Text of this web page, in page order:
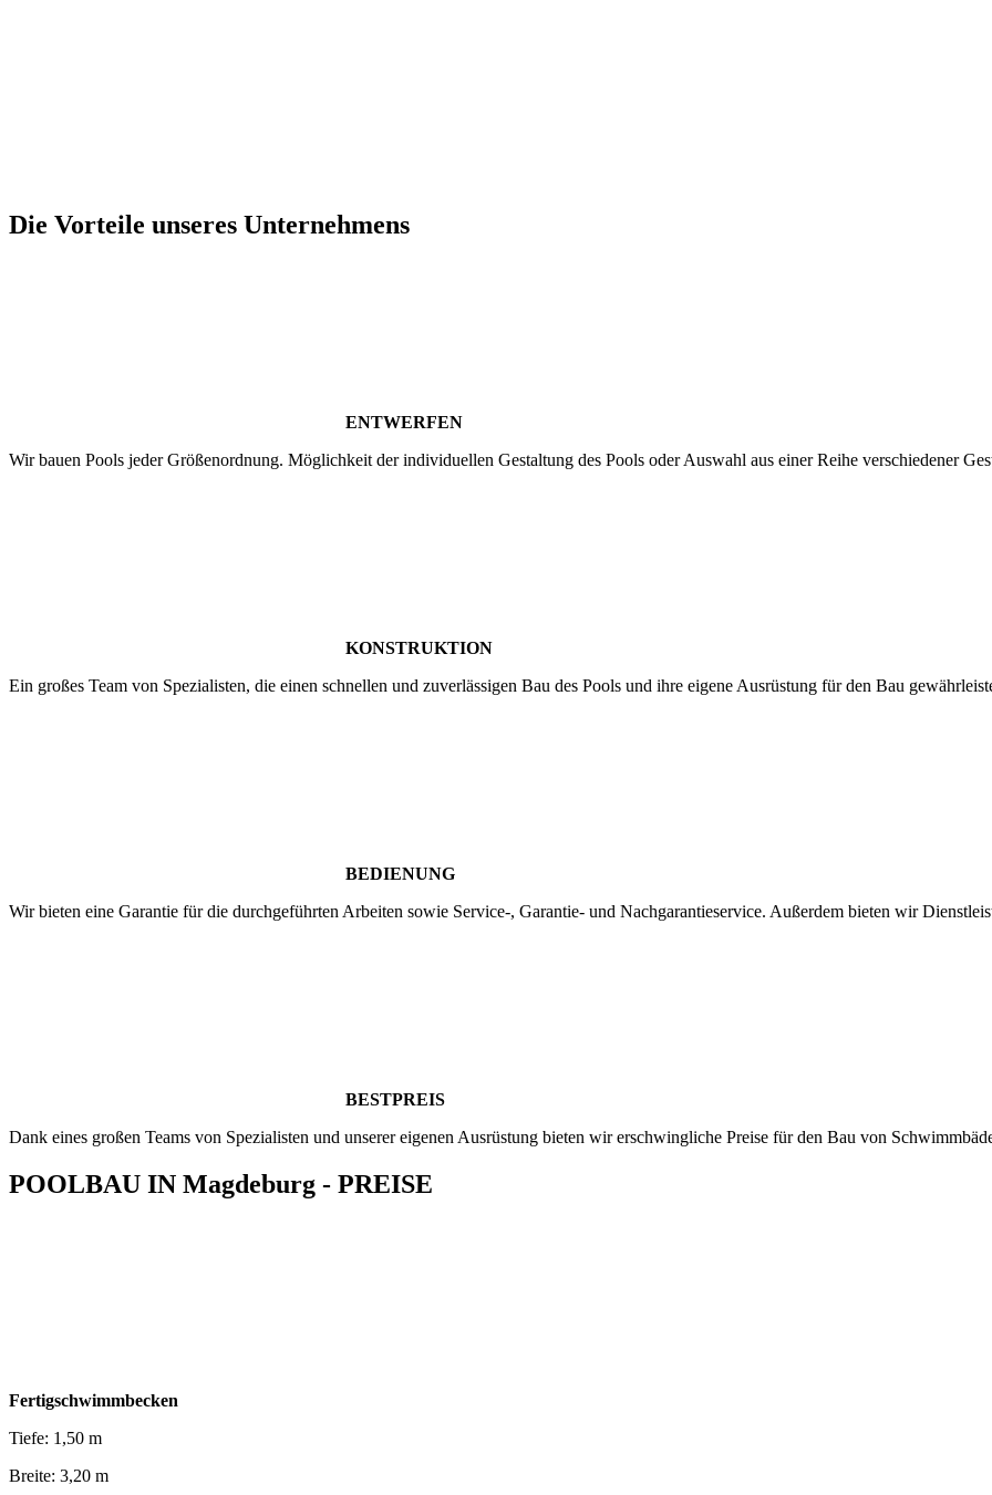
Die Vorteile unseres Unternehmens
ENTWERFEN
Wir bauen Pools jeder Größenordnung. Möglichkeit der individuellen Gestaltung des Pools oder Auswahl aus einer Reihe verschiedener
KONSTRUKTION
Ein großes Team von Spezialisten, die einen schnellen und zuverlässigen Bau des Pools und ihre eigene Ausrüstung für den Bau
BEDIENUNG
Wir bieten eine Garantie für die durchgeführten Arbeiten sowie Service-, Garantie- und Nachgarantieservice. Außerdem bieten wir
BESTPREIS
Dank eines großen Teams von Spezialisten und unserer eigenen Ausrüstung bieten wir erschwingliche Preise für den Bau von
POOLBAU IN Magdeburg - PREISE
Fertigschwimmbecken
Tiefe: 1,50 m
Breite: 3,20 m